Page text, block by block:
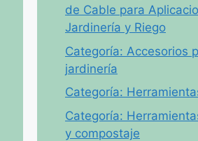
de Cable para
Jardinería y Riego
Categoría: Accesorios
jardinería
Categoría:
Categoría:
y compostaje